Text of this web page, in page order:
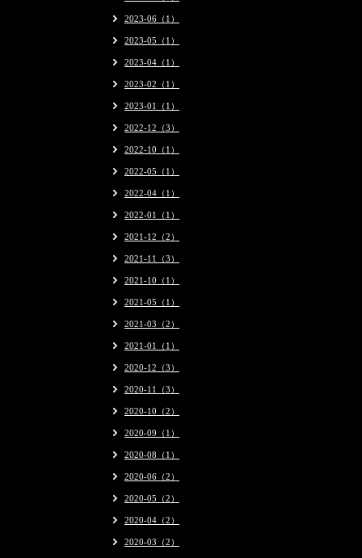
2023-06（1）
2023-05（1）
2023-04（1）
2023-02（1）
2023-01（1）
2022-12（3）
2022-10（1）
2022-05（1）
2022-04（1）
2022-01（1）
2021-12（2）
2021-11（3）
2021-10（1）
2021-05（1）
2021-03（2）
2021-01（1）
2020-12（3）
2020-11（3）
2020-10（2）
2020-09（1）
2020-08（1）
2020-06（2）
2020-05（2）
2020-04（2）
2020-03（2）